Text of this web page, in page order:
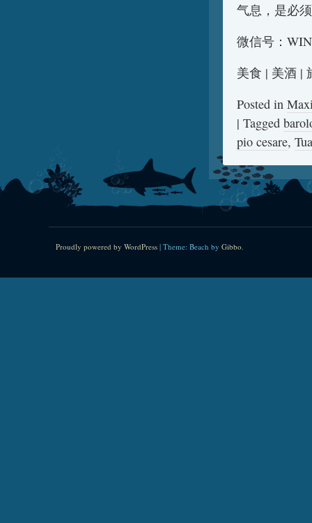
气息，是必
微信号：
美食 | 美酒 |
Posted in
| Tagged
pio cesare,
Proudly powered by WordPress | Theme: Beach by Gibbo.